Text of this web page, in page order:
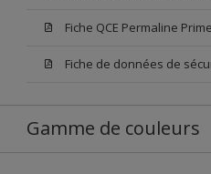
Fiche QCE Permaline
Fiche de données de
Gamme de couleurs